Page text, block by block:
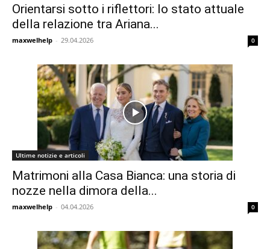
Orientarsi sotto i riflettori: lo stato attuale
della relazione tra Ariana...
maxwelhelp - 29.04.2026 0
Ultime notizie e articoli
Matrimoni alla Casa Bianca: una storia di
nozze nella dimora della...
maxwelhelp - 04.04.2026 0